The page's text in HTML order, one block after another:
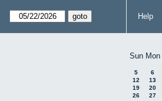
Help
Sun Mon
5
6
12
13
19
20
26
27